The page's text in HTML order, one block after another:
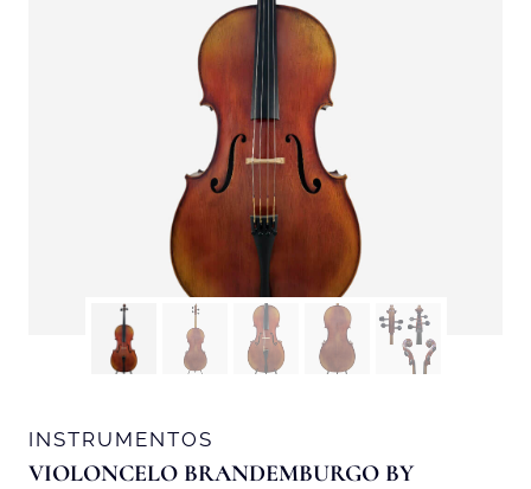
INSTRUMENTOS
VIOLONCELO BRANDEMBURGO BY